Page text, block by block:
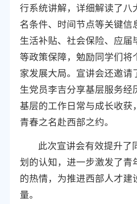
行系统讲解，详细解读了八
名条件、时间节点等关键信
生活补贴、社会保险、应届
等政策保障，勉励同学们将
家发展大局。宣讲会还邀请
生党员李吉分享基层服务经
基层的工作日常与成长收获
青春之名赴西部之约。
此次宣讲会有效提升了
划的认知，进一步激发了青
的热情，为推进西部人才建
量。